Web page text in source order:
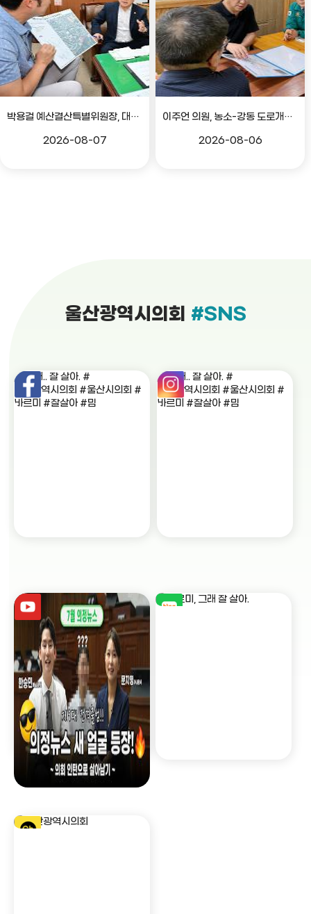
박용걸 예산결산특별위원장, 대공원로 확장공사 현안점검 간담회
2026-08-07
이주언 의원, 농소-강동 도로개설 민원 현장 점검
2026-08-06
울산광역시의회 #SNS